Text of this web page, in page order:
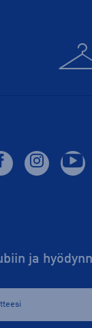
ja